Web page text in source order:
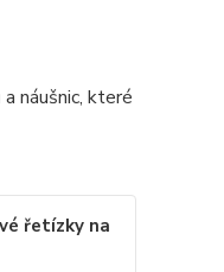
náušnic, které
řetízky na